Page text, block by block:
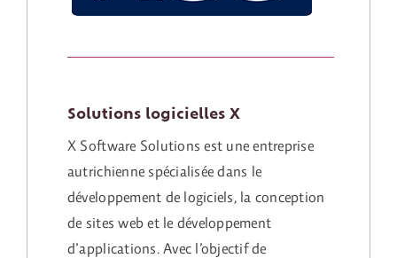
Solutions logicielles X
X Software Solutions est une entreprise
autrichienne spécialisée dans le
développement de logiciels, la conception
de sites web et le développement
d’applications. Avec l’objectif de